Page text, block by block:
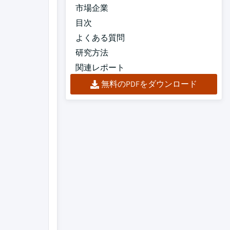
市場企業
目次
よくある質問
研究方法
関連レポート
無料のPDFをダウンロード